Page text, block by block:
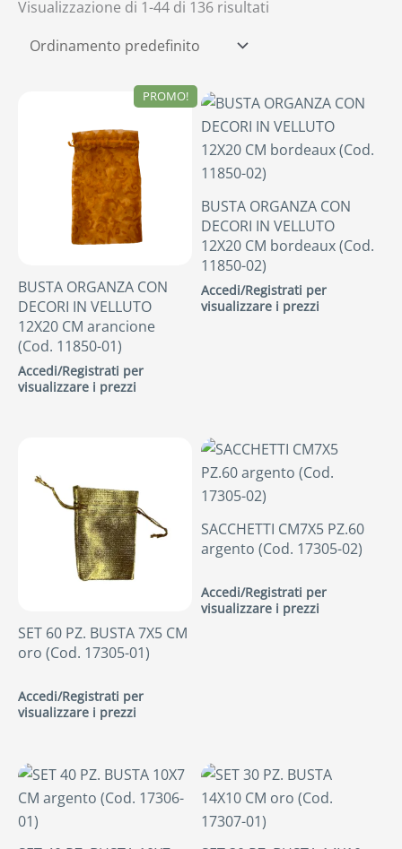
Visualizzazione di 1-44 di 136 risultati
PROMO!
BUSTA ORGANZA CON
DECORI IN VELLUTO
12X20 CM arancione
(Cod. 11850-01)
Accedi/Registrati per
visualizzare i prezzi
BUSTA ORGANZA CON
DECORI IN VELLUTO
12X20 CM bordeaux (Cod.
11850-02)
Accedi/Registrati per
visualizzare i prezzi
SET 60 PZ. BUSTA 7X5 CM
oro (Cod. 17305-01)
Accedi/Registrati per
visualizzare i prezzi
SACCHETTI CM7X5 PZ.60
argento (Cod. 17305-02)
Accedi/Registrati per
visualizzare i prezzi